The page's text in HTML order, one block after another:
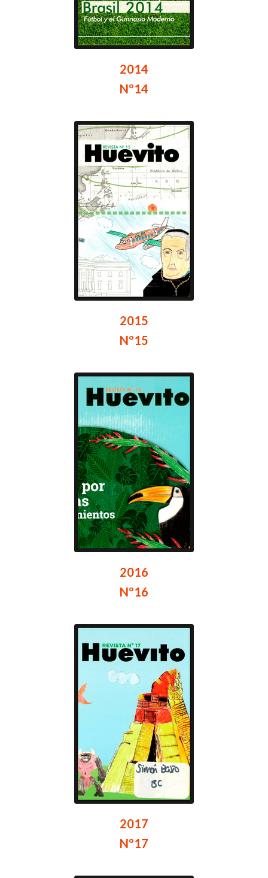
2014
Nº14
2015
Nº15
2016
Nº16
2017
Nº17